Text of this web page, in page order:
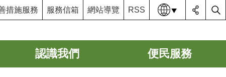
措施服務 服務信箱 網站導覽 RSS 語系
認識我們 便民服務